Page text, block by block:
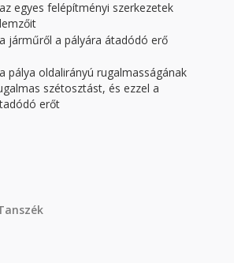
egyes felépítményi szerkezetek
járműről a pályára átadódó erő
pálya oldalirányú rugalmasságának
szétosztást, és ezzel a
erőt